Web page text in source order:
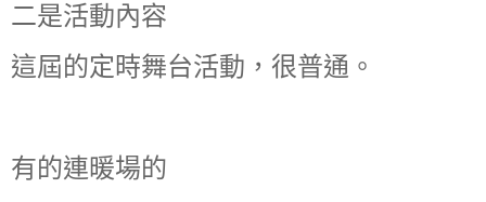
二是活動內容
這屆的定時舞台活動，很普通。
有的連暖場的